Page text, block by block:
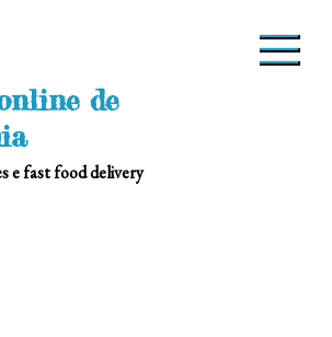
de
e fast food delivery